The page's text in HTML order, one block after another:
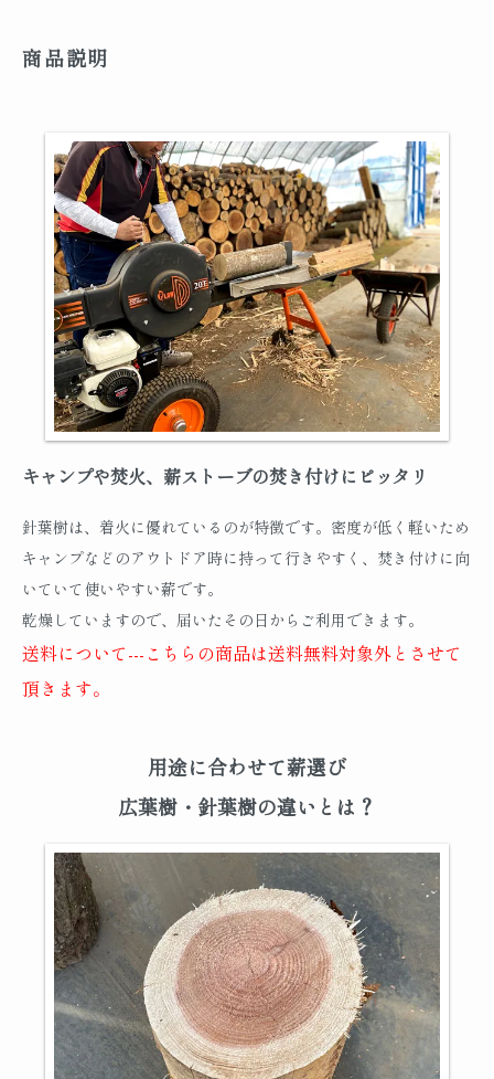
商品説明
キャンプや焚火、薪ストーブの焚き付けにピッタリ
針葉樹は、着火に優れているのが特徴です。密度が低く軽いため
キャンプなどのアウトドア時に持って行きやすく、焚き付けに向
いていて使いやすい薪です。
乾燥していますので、届いたその日からご利用できます。
送料について---こちらの商品は送料無料対象外とさせて
頂きます。
用途に合わせて薪選び
広葉樹・針葉樹の違いとは？